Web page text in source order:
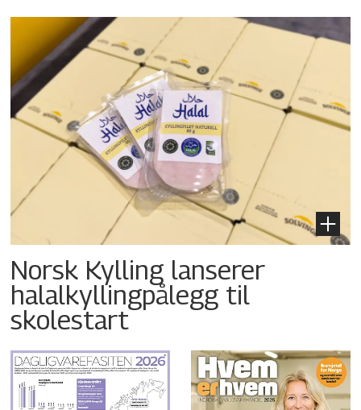
Norsk Kylling lanserer
halalkyllingpålegg til
skolestart